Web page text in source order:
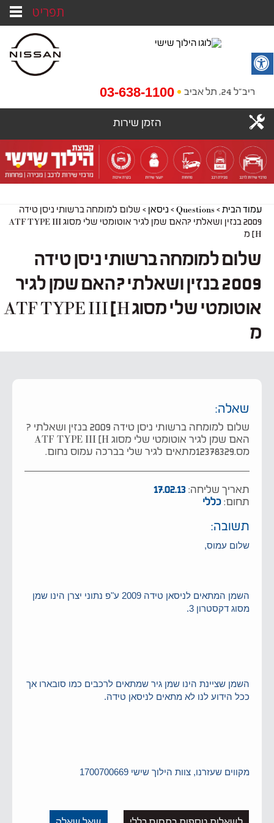
03-638-1100 ריב"ל 24, תל אביב
הזמן שירות
עמוד הבית>
Questions
> ניסאן > שלום למומחה ברשותי ניסן טידה
2009 בנזין ושאלתי ?האם שמן לגיר אוטומטי שלי מסוג ATF TYPE III
[H מ
שלום למומחה ברשותי ניסן טידה
2009 בנזין ושאלתי ?האם שמן לגיר
אוטומטי שלי מסוג ATF TYPE III [H
מ
שאלה:
שלום למומחה ברשותי ניסן טידה 2009 בנזין ושאלתי ?
האם שמן לגיר אוטומטי שלי מסוג ATF TYPE III [H
מס.12378329מתאים לגיר שלי בברכה עמוס נחום.
תאריך שליחה: 17.02.13
תחום:כללי
תשובה:
שלום עמוס,
השמן המתאים לניסאן טידה 2009 ע"פ נתוני יצרן הינו שמן
מסוג דקסטרון 3.
השמן שציינת הינו שמן גיר שמתאים לרכבים כמו סובארו אך
ככל הידוע לנו לא מתאים לניסאן טידה.
מקווים שעזרנו, צוות הילוך שישי 1700700669
תפריט